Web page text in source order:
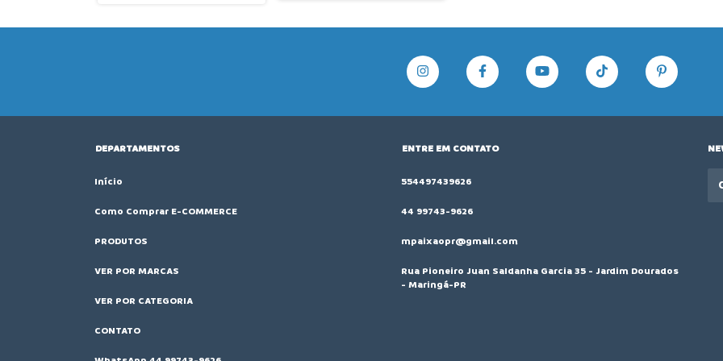
DEPARTAMENTOS
Início
Como Comprar E-COMMERCE
PRODUTOS
VER POR MARCAS
VER POR CATEGORIA
CONTATO
ENTRE EM CONTATO
554497439626
44 99743-9626
mpaixaopr@gmail.com
Rua Pioneiro Juan Saldanha Garcia 35 - Jardim Dourados
- Maringá-PR